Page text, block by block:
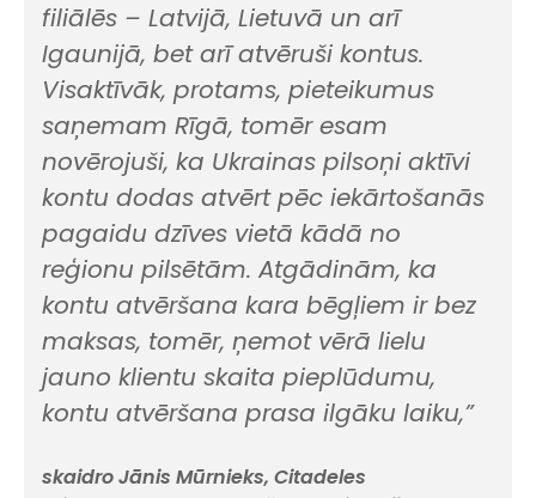
filiālēs – Latvijā, Lietuvā un arī
Igaunijā, bet arī atvēruši kontus.
Visaktīvāk, protams, pieteikumus
saņemam Rīgā, tomēr esam
novērojuši, ka Ukrainas pilsoņi aktīvi
kontu dodas atvērt pēc iekārtošanās
pagaidu dzīves vietā kādā no
reģionu pilsētām. Atgādinām, ka
kontu atvēršana kara bēgļiem ir bez
maksas, tomēr, ņemot vērā lielu
jauno klientu skaita pieplūdumu,
kontu atvēršana prasa ilgāku laiku,”
skaidro Jānis Mūrnieks, Citadeles